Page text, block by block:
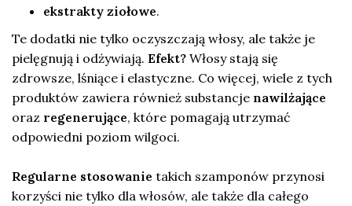
ekstrakty ziołowe.
Te dodatki nie tylko oczyszczają włosy, ale także je
pielęgnują i odżywiają. Efekt? Włosy stają się
zdrowsze, lśniące i elastyczne. Co więcej, wiele z tych
produktów zawiera również substancje nawilżające
oraz regenerujące, które pomagają utrzymać
odpowiedni poziom wilgoci.
Regularne stosowanie takich szamponów przynosi
korzyści nie tylko dla włosów, ale także dla całego